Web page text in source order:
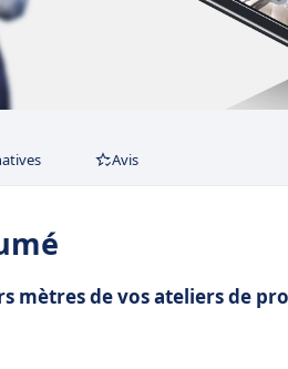
Avis
mètres de vos ateliers de